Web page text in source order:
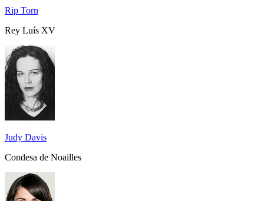
Rip Torn
Rey Luís XV
Judy Davis
Condesa de Noailles